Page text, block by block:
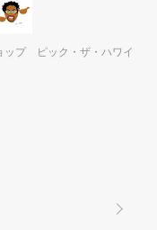
ップ ピック・ザ・ハワイ